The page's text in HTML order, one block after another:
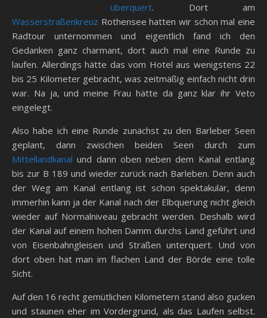
überquert. Dort am
Wasserstraßenkreuz Rothensee hatten wir schon mal eine
Radtour unternommen und eigentlich fand ich den
Gedanken ganz charmant, dort auch mal eine Runde zu
laufen. Allerdings hätte das vom Hotel aus wenigstens 22
bis 25 Kilometer gebracht, was zeitmäßig einfach nicht drin
war. Na ja, und meine Frau hätte da ganz klar ihr Veto
eingelegt.
Also habe ich eine Runde zunächst zu den Barleber Seen
geplant, dann zwischen beiden Seen durch zum
Mittellandkanal und dann oben neben dem Kanal entlang
bis zur B 189 und wieder zurück nach Barleben. Denn auch
der Weg am Kanal entlang ist schon spektakulär, denn
immerhin kann ja der Kanal nach der Elbquerung nicht gleich
wieder auf Normalniveau gebracht werden. Deshalb wird
der Kanal auf einem hohen Damm durchs Land geführt und
von Eisenbahngleisen und Straßen unterquert. Und von
dort oben hat man im flachen Land der Börde eine tolle
Sicht.
Auf den 16 recht gemütlichen Kilometern stand also gucken
und staunen eher im Vordergrund, als das Laufen selbst.